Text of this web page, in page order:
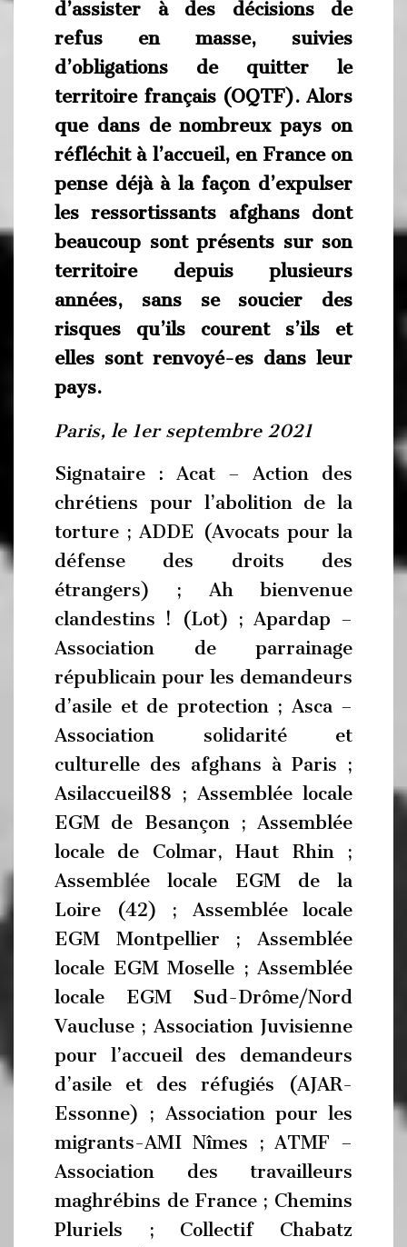
d’assister à des décisions de
refus en masse, suivies
d’obligations de quitter le
territoire français (OQTF). Alors
que dans de nombreux pays on
réfléchit à l’accueil, en France on
pense déjà à la façon d’expulser
les ressortissants afghans dont
beaucoup sont présents sur son
territoire depuis plusieurs
années, sans se soucier des
risques qu’ils courent s’ils et
elles sont renvoyé-es dans leur
pays.
Paris, le 1er septembre 2021
Signataire : Acat – Action des
chrétiens pour l’abolition de la
torture ; ADDE (Avocats pour la
défense des droits des
étrangers) ; Ah bienvenue
clandestins ! (Lot) ; Apardap –
Association de parrainage
républicain pour les demandeurs
d’asile et de protection ; Asca –
Association solidarité et
culturelle des afghans à Paris ;
Asilaccueil88 ; Assemblée locale
EGM de Besançon ; Assemblée
locale de Colmar, Haut Rhin ;
Assemblée locale EGM de la
Loire (42) ; Assemblée locale
EGM Montpellier ; Assemblée
locale EGM Moselle ; Assemblée
locale EGM Sud-Drôme/Nord
Vaucluse ; Association Juvisienne
pour l’accueil des demandeurs
d’asile et des réfugiés (AJAR-
Essonne) ; Association pour les
migrants-AMI Nîmes ; ATMF –
Association des travailleurs
maghrébins de France ; Chemins
Pluriels ; Collectif Chabatz